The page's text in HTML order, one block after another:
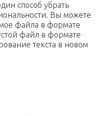
способ убрать
Вы можете
файла в формате
файл в формате
текста в новом